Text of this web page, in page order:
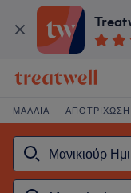
ΜΑΛΛΙΆ ΑΠΟΤΡΊΧΩΣΗ